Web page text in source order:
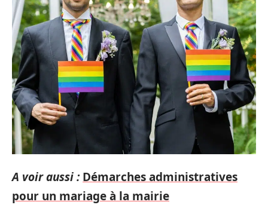
A voir aussi : Démarches administratives
pour un mariage à la mairie